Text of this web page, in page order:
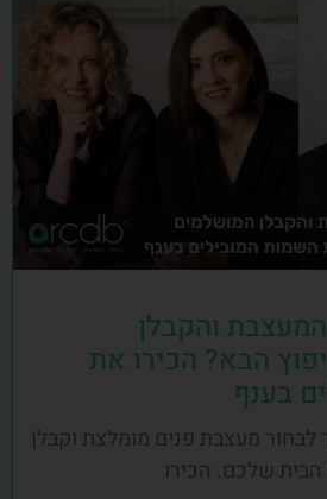
והקבלן
הבא? הכירו את
בענף
מעצבת פנים מומלצת וקבלן
שלכם. הכירו